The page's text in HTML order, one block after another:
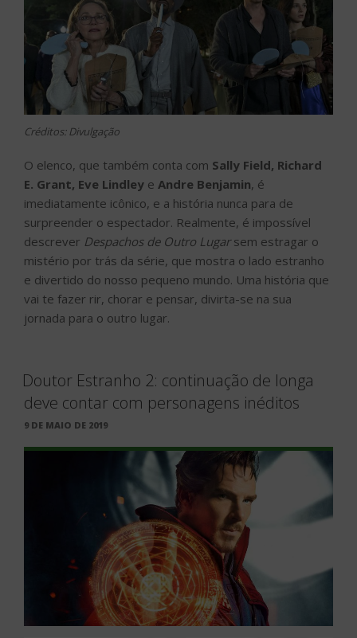
Créditos: Divulgação
O elenco, que também conta com Sally Field, Richard
E. Grant, Eve Lindley e Andre Benjamin, é
imediatamente icônico, e a história nunca para de
surpreender o espectador. Realmente, é impossível
descrever Despachos de Outro Lugarsem estragar o
mistério por trás da série, que mostra o lado estranho
e divertido do nosso pequeno mundo. Uma história que
vai te fazer rir, chorar e pensar, divirta-se na sua
jornada para o outro lugar.
Doutor Estranho 2: continuação de longa
deve contar com personagens inéditos
PUBLICADO
9 DE MAIO DE 2019